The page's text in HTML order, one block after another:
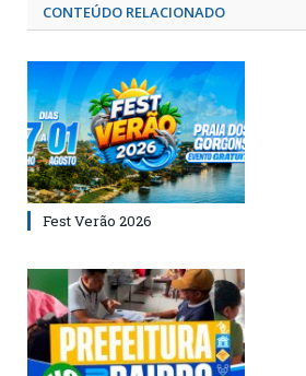
CONTEÚDO RELACIONADO
Fest Verão 2026